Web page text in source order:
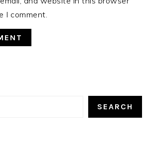
I comment.
SEARCH